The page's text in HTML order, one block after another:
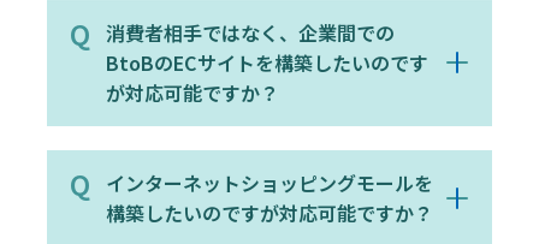
消費者相手ではなく、企業間での
BtoBのECサイトを構築したいのです
が対応可能ですか？
インターネットショッピングモールを
構築したいのですが対応可能ですか？